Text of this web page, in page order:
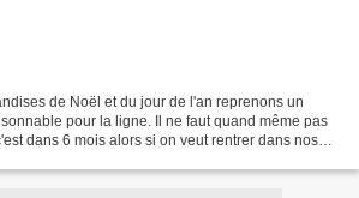
de Noël et du jour de l'an reprenons un
pour la ligne. Il ne faut quand même pas
dans 6 mois alors si on veut rentrer dans nos